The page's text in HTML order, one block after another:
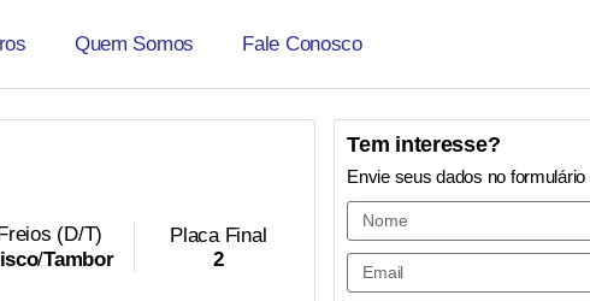
Quem Somos Fale Conosco
(D/T)
/Tambor
Placa Final
2
Tem interesse?
Envie seus dados no